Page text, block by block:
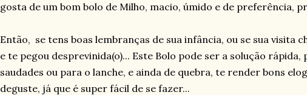
gosta de um bom bolo de Milho, macio, úmido e de preferência,
Então, se tens boas lembranças de sua infância, ou se sua visita
e te pegou desprevinida(o)... Este Bolo pode ser a solução rápida,
saudades ou para o lanche, e ainda de quebra, te render bons
deguste, já que é super fácil de se fazer...